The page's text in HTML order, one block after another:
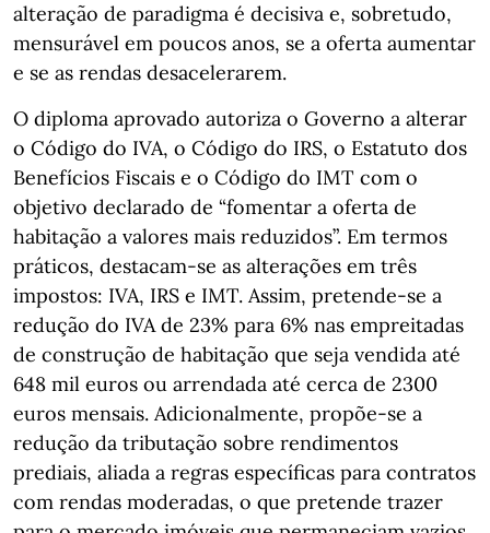
alteração de paradigma é decisiva e, sobretudo,
mensurável em poucos anos, se a oferta aumentar
e se as rendas desacelerarem.
O diploma aprovado autoriza o Governo a alterar
o Código do IVA, o Código do IRS, o Estatuto dos
Benefícios Fiscais e o Código do IMT com o
objetivo declarado de “fomentar a oferta de
habitação a valores mais reduzidos”. Em termos
práticos, destacam-se as alterações em três
impostos: IVA, IRS e IMT. Assim, pretende-se a
redução do IVA de 23% para 6% nas empreitadas
de construção de habitação que seja vendida até
648 mil euros ou arrendada até cerca de 2300
euros mensais. Adicionalmente, propõe-se a
redução da tributação sobre rendimentos
prediais, aliada a regras específicas para contratos
com rendas moderadas, o que pretende trazer